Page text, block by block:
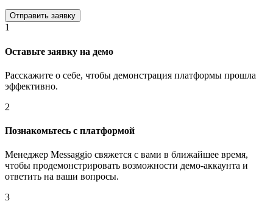
1
Оставьте заявку на демо
Расскажите о себе, чтобы демонстрация платформы прошла
эффективно.
2
Познакомьтесь с платформой
Менеджер Messaggio свяжется с вами в ближайшее время,
чтобы продемонстрировать возможности демо-аккаунта и
ответить на ваши вопросы.
3